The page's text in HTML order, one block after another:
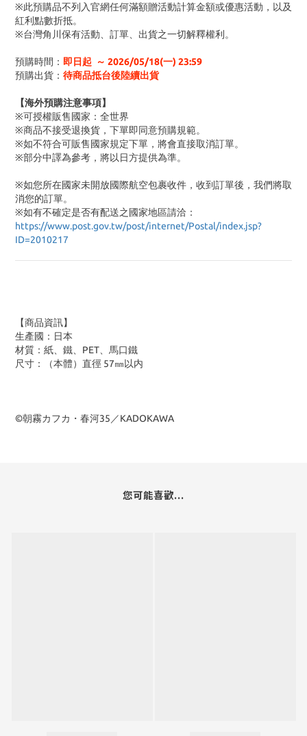
※此預購品不列入官網任何滿額贈活動計算金額或優惠活動，以及
紅利點數折抵。
※台灣角川保有活動、訂單、出貨之一切解釋權利。
預購時間： 即日起 ～ 2026/05/18(一) 23:59
預購出貨： 待商品抵台後陸續出貨
【海外預購注意事項】
※可授權販售國家：全世界
※商品不接受退換貨，下單即同意預購規範。
※如不符合可販售國家規定下單，將會直接取消訂單。
※部分中譯為參考，將以日方提供為準。
※如您所在國家未開放國際航空包裹收件，收到訂單後，我們將取
消您的訂單。
※如有不確定是否有配送之國家地區請洽：
https://www.post.gov.tw/post/internet/Postal/index.jsp?
ID=2010217
【商品資訊】
生產國：日本
材質：紙、鐵、PET、馬口鐵
尺寸：（本體）直徑 57㎜以内
©朝霧カフカ・春河35／KADOKAWA
您可能喜歡...